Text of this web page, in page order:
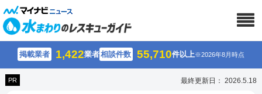
掲載業者 1,422業者相談件数 55,710件以上※2026年8月時点
PR 最終更新日： 2026.5.18